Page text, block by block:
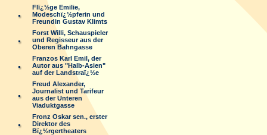
Flï¿½ge Emilie,
Modeschï¿½pferin und
Freundin Gustav Klimts
Forst Willi, Schauspieler
und Regisseur aus der
Oberen Bahngasse
Franzos Karl Emil, der
Autor aus "Halb-Asien"
auf der Landstraï¿½e
Freud Alexander,
Journalist und Tarifeur
aus der Unteren
Viaduktgasse
Fronz Oskar sen., erster
Direktor des
Bï¿½rgertheaters